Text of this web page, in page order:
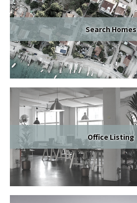
リース（賃貸）
エリア情報
学校区情報
サウスベイ エリア情報
市場調査レポート
不動産用語
最新情報
お問い合わせ
Search Homes
Office Listing